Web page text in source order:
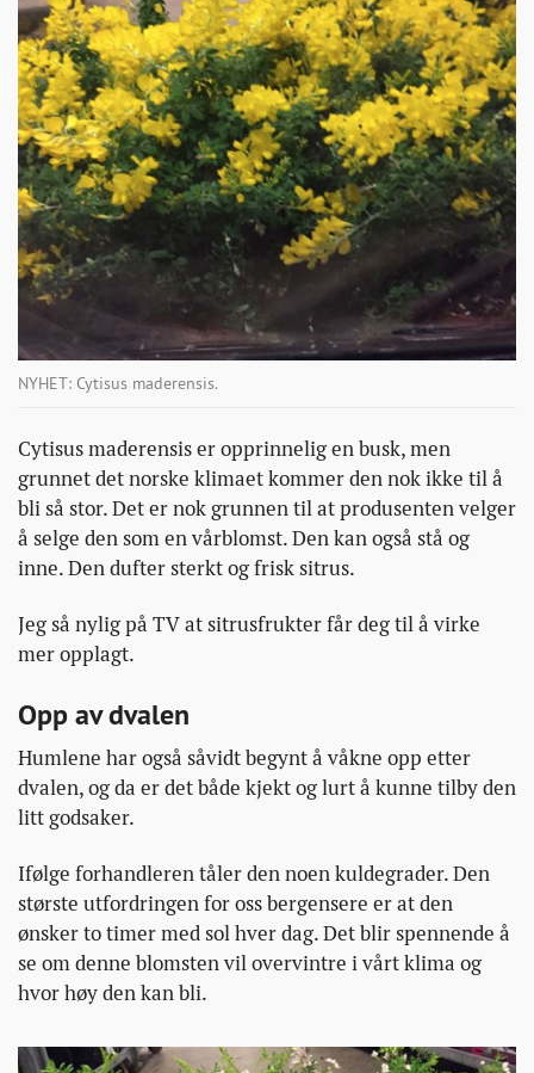
NYHET: Cytisus maderensis.
Cytisus maderensis er opprinnelig en busk, men
grunnet det norske klimaet kommer den nok ikke til å
bli så stor. Det er nok grunnen til at produsenten velger
å selge den som en vårblomst. Den kan også stå og
inne. Den dufter sterkt og frisk sitrus.
Jeg så nylig på TV at sitrusfrukter får deg til å virke
mer opplagt.
Opp av dvalen
Humlene har også såvidt begynt å våkne opp etter
dvalen, og da er det både kjekt og lurt å kunne tilby den
litt godsaker.
Ifølge forhandleren tåler den noen kuldegrader. Den
største utfordringen for oss bergensere er at den
ønsker to timer med sol hver dag. Det blir spennende å
se om denne blomsten vil overvintre i vårt klima og
hvor høy den kan bli.